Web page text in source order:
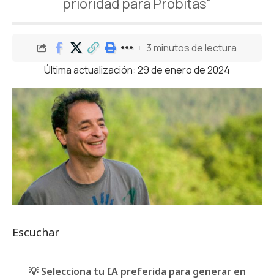
prioridad para Probitas"
Última actualización: 29 de enero de 2024
3 minutos de lectura
Escuchar
💡 Selecciona tu IA preferida para generar en